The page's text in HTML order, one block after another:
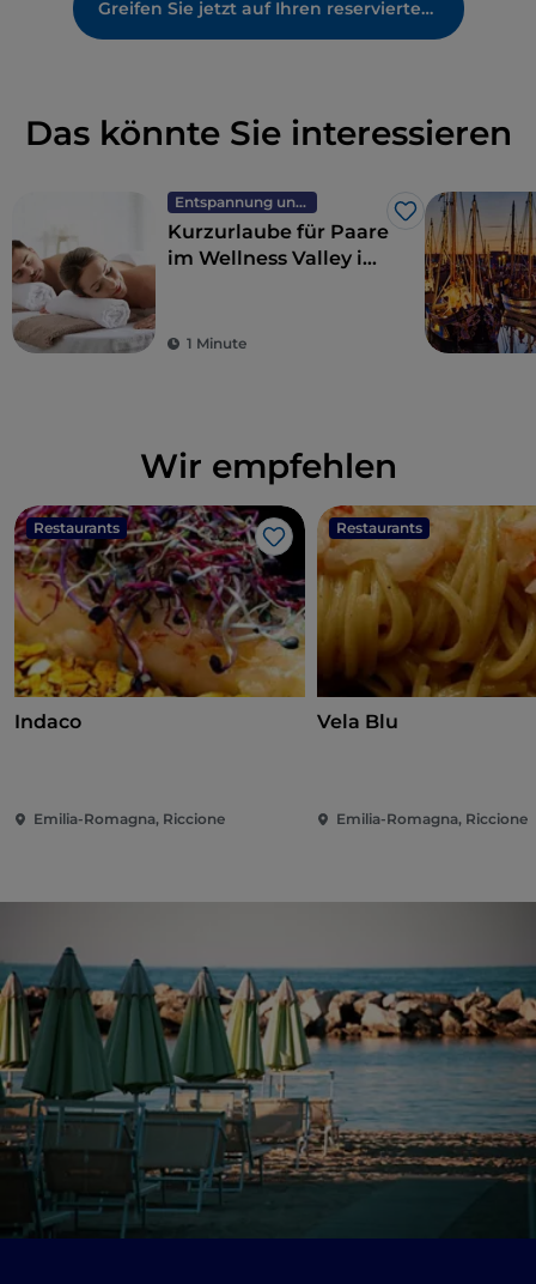
Greifen Sie jetzt auf Ihren reservierten Bereich zu
Das könnte Sie interessieren
Entspannung und Wellness
Like
Kurzurlaube für Paare
im Wellness Valley in
1 Minute
Wir empfehlen
Restaurants
Like
Indaco
Emilia-Romagna, Riccione
Restaurants
Vela Blu
Emilia-Romagna, Riccione